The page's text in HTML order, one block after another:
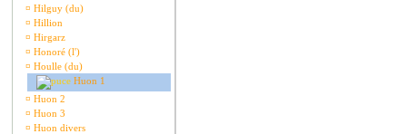
¤ Hilguy (du)
¤ Hillion
¤ Hirgarz
¤ Honoré (l')
¤ Houlle (du)
Huon 1
¤ Huon 2
¤ Huon 3
¤ Huon divers